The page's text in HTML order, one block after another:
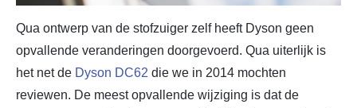
Qua ontwerp van de stofzuiger zelf heeft Dyson geen
opvallende veranderingen doorgevoerd. Qua uiterlijk is
het net de Dyson DC62 die we in 2014 mochten
reviewen. De meest opvallende wijziging is dat de